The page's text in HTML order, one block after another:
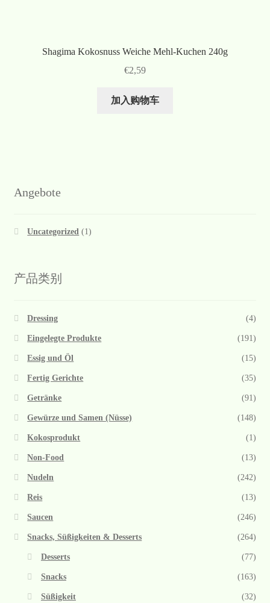
Shagima Kokosnuss Weiche Mehl-Kuchen 240g
€2,59
加入购物车
Angebote
Uncategorized (1)
产品类别
Dressing (4)
Eingelegte Produkte (191)
Essig und Öl (15)
Fertig Gerichte (35)
Getränke (91)
Gewürze und Samen (Nüsse) (148)
Kokosprodukt (1)
Non-Food (13)
Nudeln (242)
Reis (13)
Saucen (246)
Snacks, Süßigkeiten & Desserts (264)
Desserts (77)
Snacks (163)
Süßigkeit (32)